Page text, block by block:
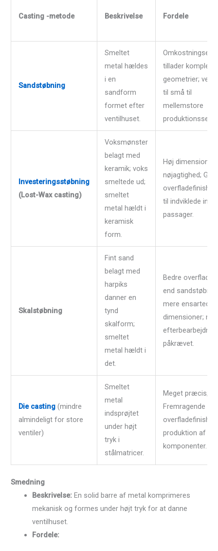
Casting -metode Beskrivelse Fordele
Sandstøbning
Smeltet
metal hældes
i en
sandform
formet efter
ventilhuset.
tillader
geometrier;
til små til
mellemstore
Investeringsstøbning
(Lost-Wax casting)
Voksmønster
belagt med
keramik; voks
smeltede ud;
smeltet
metal hældt i
keramisk
form.
Høj dimensionel
nøjagtighed; Glat
overfladefinish;
til indviklede
passager.
Skalstøbning
Fint sand
belagt med
harpiks
danner en
tynd
skalform;
smeltet
metal hældt i
det.
Bedre
end
mere ensartede
dimensioner;
påkrævet.
Die casting (mindre
almindeligt for store
ventiler)
Smeltet
metal
indsprøjtet
under højt
tryk i
stålmatricer.
Meget præcis;
Fremragende
overfladefinish;
produktion af
komponenter.
Smedning
Beskrivelse: En solid barre af metal komprimeres
mekanisk og formes under højt tryk for at danne
ventilhuset.
Fordele: